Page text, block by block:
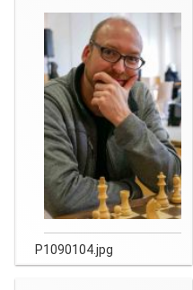
P1090104.jpg